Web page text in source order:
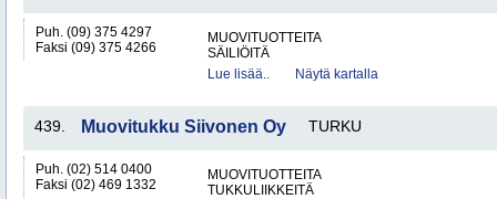
Puh. (09) 375 4297
Faksi (09) 375 4266
MUOVITUOTTEITA
SÄILIÖITÄ
Lue lisää..
Näytä kartalla
439. Muovitukku Siivonen Oy TURKU
Puh. (02) 514 0400
Faksi (02) 469 1332
MUOVITUOTTEITA
TUKKULIIKKEITÄ